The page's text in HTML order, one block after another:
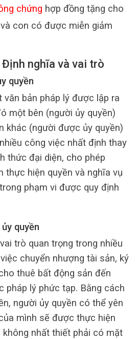
chứng hợp đồng tặng cho
con có được miễn giảm
Định nghĩa và vai trò
quyền
văn bản pháp lý được lập ra
một bên (người ủy quyền)
khác (người được ủy quyền)
công việc nhất định thay
thức đại diện, cho phép
thực hiện quyền và nghĩa vụ
phạm vi được quy định
quyền
trò quan trọng trong nhiều
chuyển nhượng tài sản, ký
thuê bất động sản đến
pháp lý phức tạp. Bằng cách
người ủy quyền có thể yên
mình sẽ được thực hiện
nhất thiết phải có mặt